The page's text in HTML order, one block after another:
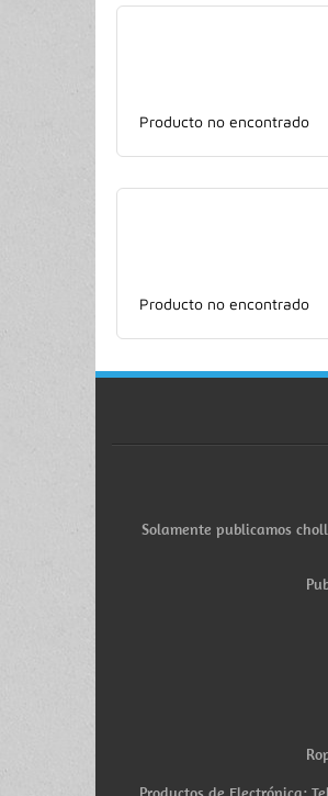
Producto no encontrado
Producto no encontrado
Solamente publicamos